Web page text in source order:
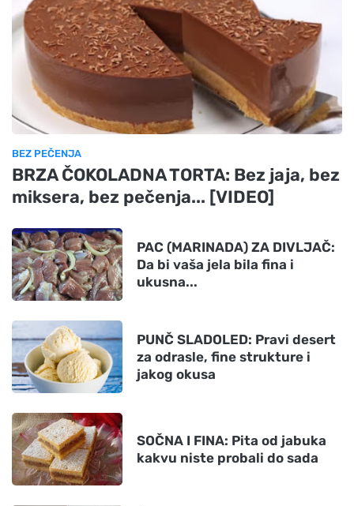
BEZ PEČENJA
BRZA ČOKOLADNA TORTA: Bez jaja, bez
miksera, bez pečenja... [VIDEO]
PAC (MARINADA) ZA DIVLJAČ:
Da bi vaša jela bila fina i
ukusna...
PUNČ SLADOLED: Pravi desert
za odrasle, fine strukture i
jakog okusa
SOČNA I FINA: Pita od jabuka
kakvu niste probali do sada